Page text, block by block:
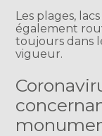
Les plages,
également
toujours dans
vigueur.